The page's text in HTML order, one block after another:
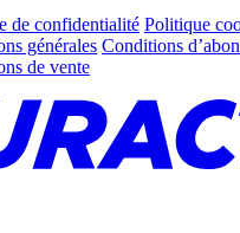
de confidentialité Politique
générales Conditions
de vente